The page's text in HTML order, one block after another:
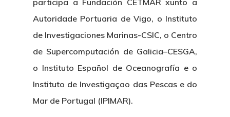
participa a Fundación CETMAR xunto a
Autoridade Portuaria de Vigo, o Instituto
de Investigaciones Marinas-CSIC, o Centro
de Supercomputación de Galicia–CESGA,
o Instituto Español de Oceanografía e o
Instituto de Investigaçao das Pescas e do
Mar de Portugal (IPIMAR).